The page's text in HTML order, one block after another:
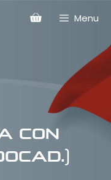
Menu
CON